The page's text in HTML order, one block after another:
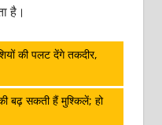
है।
की पलट देंगे तकदीर,
बढ़ सकती हैं मुश्किलें; हो